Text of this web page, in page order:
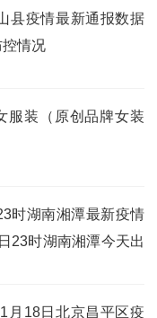
县疫情最新通报数据
情况
服装（原创品牌女装
时湖南湘潭最新疫情
23时湖南湘潭今天出
月18日北京昌平区疫